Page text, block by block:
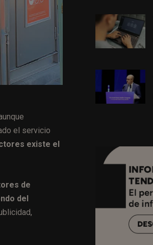
el servicio
existe el
de
del